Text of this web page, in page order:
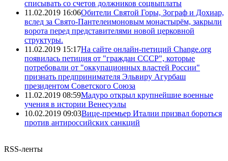
списывать со счетов должников соцвыплаты
11.02.2019 16:06Обители Святой Горы, Зограф и Дохиар,
вслед за Свято-Пантелеимоновым монастырём, закрыли
ворота перед представителями новой церковной
структуры.
11.02.2019 15:17На сайте онлайн-петиций Change.org
появилась петиция от "граждан СССР", которые
потребовали от "оккупационных властей России"
признать предпринимателя Эльвиру Агурбаш
президентом Советского Союза
11.02.2019 08:59Мадуро открыл крупнейшие военные
учения в истории Венесуэлы
10.02.2019 09:03Вице-премьер Италии призвал бороться
против антироссийских санкций
RSS-ленты